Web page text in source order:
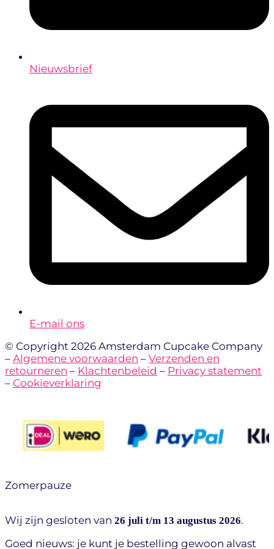
Nieuwsbrief
E-mail ons
© Copyright 2026 Amsterdam Cupcake Company
– Algemene voorwaarden – Verzenden en
retourneren – Klachtenbeleid – Privacy statement
– Cookieverklaring
Zomerpauze
Wij zijn gesloten van 26 juli t/m 13 augustus 2026.
Goed nieuws: je kunt je bestelling gewoon alvast